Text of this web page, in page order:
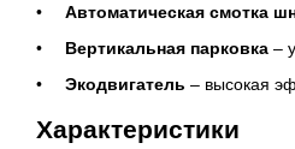
Автоматическая смотка
Вертикальная парковка –
Экодвигатель – высокая
Характеристики